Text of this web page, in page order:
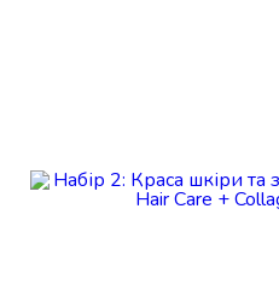
Купити